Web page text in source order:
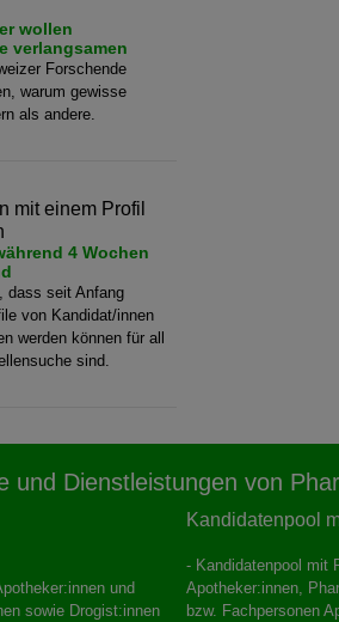
wollen
verlangsamen
Forschende
warum gewisse
als andere.
mit einem Profil
4 Wochen
dass seit Anfang
von Kandidat/innen
werden können für all
sind.
und Dienstleistungen von
und
sowie Drogist:innen
Kandidatenpool
- Kandidatenpool mit
Apotheker:innen,
bzw. Fachpersonen